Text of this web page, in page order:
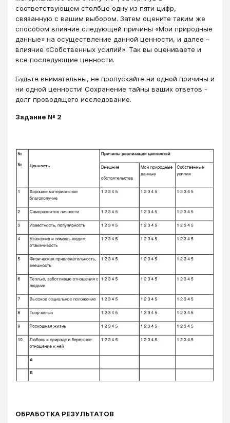
соответствующем столбце одну из пяти цифр,
связанную с вашим выбором. Затем оцените таким же
способом влияние следующей причины «Мои природные
данные» на осуществление данной ценности, и далее –
влияние «Собственных усилий». Так вы оцениваете и
все последующие ценности.
Будьте внимательны, не пропускайте ни одной причины и
ни одной ценности! Сохранение тайны ваших ответов -
долг проводящего исследование.
Задание № 2
ОБРАБОТКА РЕЗУЛЬТАТОВ